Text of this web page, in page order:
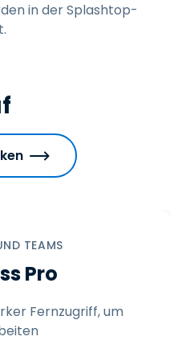
in der Splashtop-
TEAMS
Pro
Fernzugriff, um